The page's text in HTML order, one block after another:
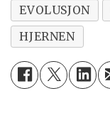
EVOLUSJON
HJERNEN